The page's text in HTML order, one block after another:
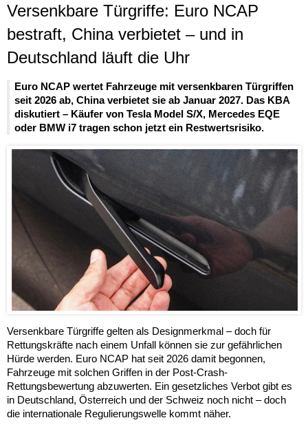
Versenkbare Türgriffe: Euro NCAP
bestraft, China verbietet – und in
Deutschland läuft die Uhr
Euro NCAP wertet Fahrzeuge mit versenkbaren Türgriffen
seit 2026 ab, China verbietet sie ab Januar 2027. Das KBA
diskutiert – Käufer von Tesla Model S/X, Mercedes EQE
oder BMW i7 tragen schon jetzt ein Restwertsrisiko.
Versenkbare Türgriffe gelten als Designmerkmal – doch für
Rettungskräfte nach einem Unfall können sie zur gefährlichen
Hürde werden. Euro NCAP hat seit 2026 damit begonnen,
Fahrzeuge mit solchen Griffen in der Post-Crash-
Rettungsbewertung abzuwerten. Ein gesetzliches Verbot gibt es
in Deutschland, Österreich und der Schweiz noch nicht – doch
die internationale Regulierungswelle kommt näher.